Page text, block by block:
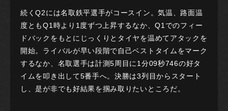
続くQ2には名取鉄平選手がコースイン。気温、路面温
度ともQ1時より1度ずつ上昇するなか、Q1でのフィー
ドバックをもとにじっくりとタイヤを温めてアタックを
開始。ライバルが早い段階で自己ベストタイムをマーク
するなか、名取選手は計測5周目に1分09秒746の好タ
イムを叩き出して5番手へ。決勝は3列目からスタート
し、是が非でも好結果を掴み取りたいところだ。